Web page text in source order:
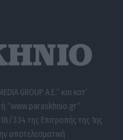
GROUP A.E.” και κατ’
“www.paraskhnio.gr”
334 της Επιτροπής της 1ης
αποτελεσματική